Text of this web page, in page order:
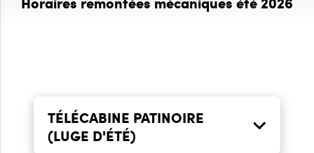
TÉLÉCABINE PATINOIRE
(LUGE D'ÉTÉ)